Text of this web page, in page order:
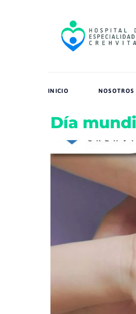
INICIO NOSOTROS
Día